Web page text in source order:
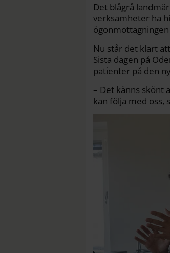
Det blågrå
verksamheter ha
Nu står det klart
Sista dagen på
patienter på den
– Det känns skönt
kan följa med oss,